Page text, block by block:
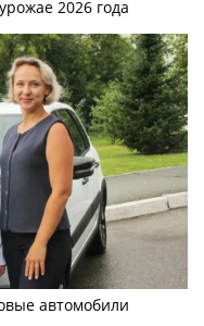
2026 года
автомобили